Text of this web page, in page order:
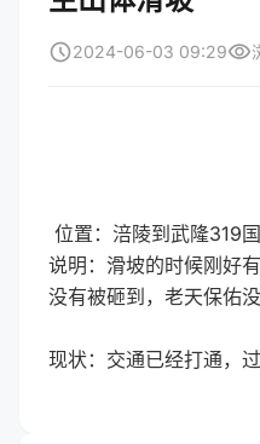
schedule2024-06-03 09:29visibility
位置：涪陵到武隆319
说明：滑坡的时候刚好
没有被砸到，老天保佑没
现状：交通已经打通，